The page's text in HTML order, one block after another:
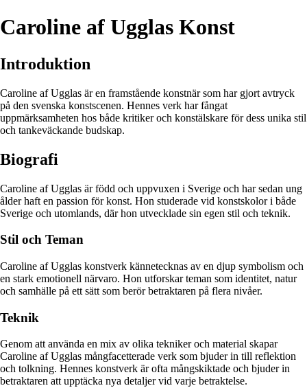
Caroline af Ugglas Konst
Introduktion
Caroline af Ugglas är en framstående konstnär som har gjort avtryck
på den svenska konstscenen. Hennes verk har fångat
uppmärksamheten hos både kritiker och konstälskare för dess unika stil
och tankeväckande budskap.
Biografi
Caroline af Ugglas är född och uppvuxen i Sverige och har sedan ung
ålder haft en passion för konst. Hon studerade vid konstskolor i både
Sverige och utomlands, där hon utvecklade sin egen stil och teknik.
Stil och Teman
Caroline af Ugglas konstverk kännetecknas av en djup symbolism och
en stark emotionell närvaro. Hon utforskar teman som identitet, natur
och samhälle på ett sätt som berör betraktaren på flera nivåer.
Teknik
Genom att använda en mix av olika tekniker och material skapar
Caroline af Ugglas mångfacetterade verk som bjuder in till reflektion
och tolkning. Hennes konstverk är ofta mångskiktade och bjuder in
betraktaren att upptäcka nya detaljer vid varje betraktelse.